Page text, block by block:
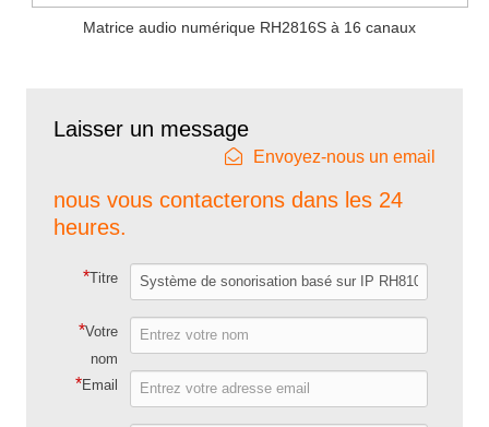
Matrice audio numérique RH2816S à 16 canaux
Laisser un message
Envoyez-nous un email
nous vous contacterons dans les 24
heures.
*Titre
*Votre
nom
*Email